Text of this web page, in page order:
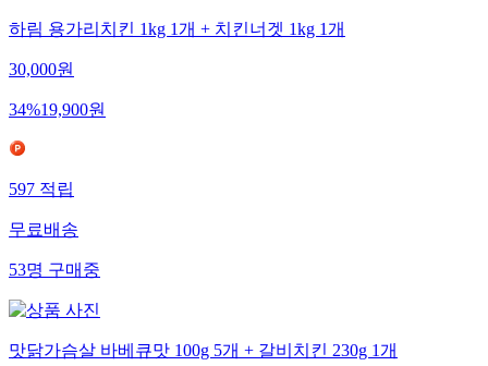
하림 용가리치킨 1kg 1개 + 치킨너겟 1kg 1개
30,000원
34%19,900원
597적립
무료배송
53명구매중
맛닭가슴살 바베큐맛 100g 5개 + 갈비치킨 230g 1개